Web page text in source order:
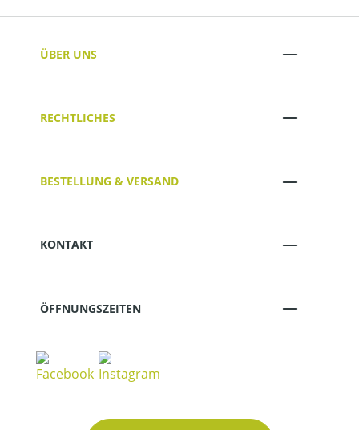
ÜBER UNS
RECHTLICHES
BESTELLUNG & VERSAND
KONTAKT
ÖFFNUNGSZEITEN